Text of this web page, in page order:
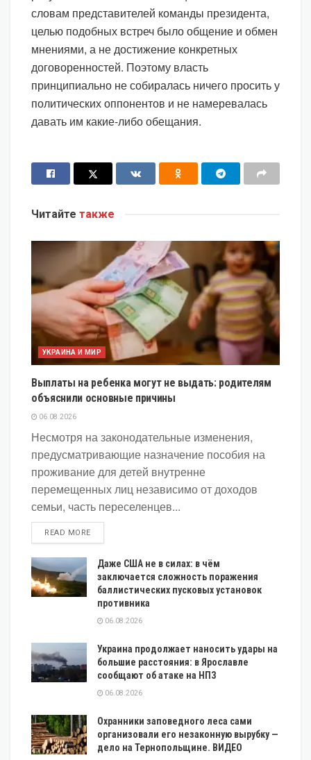
словам представителей команды президента,
целью подобных встреч было общение и обмен
мнениями, а не достижение конкретных
договоренностей. Поэтому власть
принципиально не собиралась ничего просить у
политических оппонентов и не намеревалась
давать им какие-либо обещания.
Читайте также
УКРАИНА И МИР
Выплаты на ребенка могут не выдать: родителям
объяснили основные причины
06.08.2026
Несмотря на законодательные изменения,
предусматривающие назначение пособия на
проживание для детей внутренне
перемещенных лиц независимо от доходов
семьи, часть переселенцев...
READ MOREDETAILS
Даже США не в силах: в чём
заключается сложность поражения
баллистических пусковых установок
противника
06.08.2026
Украина продолжает наносить удары на
большие расстояния: в Ярославле
сообщают об атаке на НПЗ
06.08.2026
Охранники заповедного леса сами
организовали его незаконную вырубку —
дело на Тернопольщине. ВИДЕО